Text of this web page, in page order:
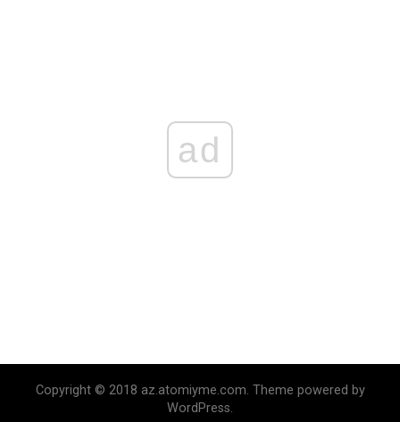
ad
Copyright © 2018 az.atomiyme.com. Theme powered by
WordPress.